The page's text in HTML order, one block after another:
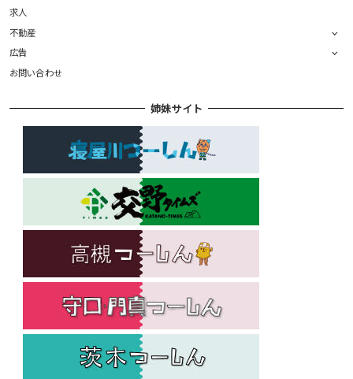
求人
不動産
広告
お問い合わせ
姉妹サイト